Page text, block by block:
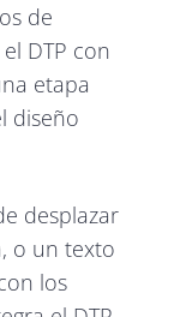
de
DTP con
etapa
diseño
desplazar
o un texto
los